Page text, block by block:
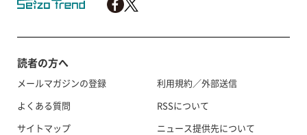
読者の方へ
メールマガジンの登録
よくある質問
サイトマップ
利用規約／外部送信
RSSについて
ニュース提供先について